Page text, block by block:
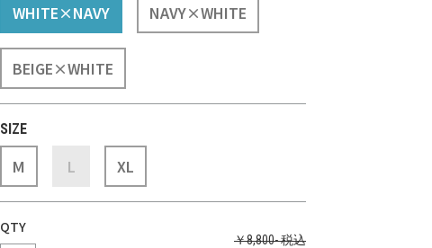
WHITE×NAVY NAVY×WHITE
BEIGE×WHITE
SIZE
M L XL
QTY
￥8,800- 税込